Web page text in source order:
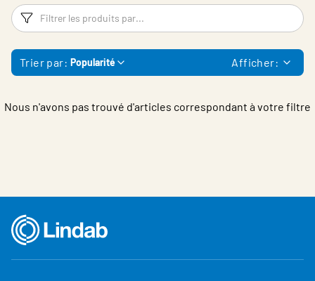
Filtres
Trier par: Popularité Afficher:
Nous n'avons pas trouvé d'articles correspondant à votre filtre